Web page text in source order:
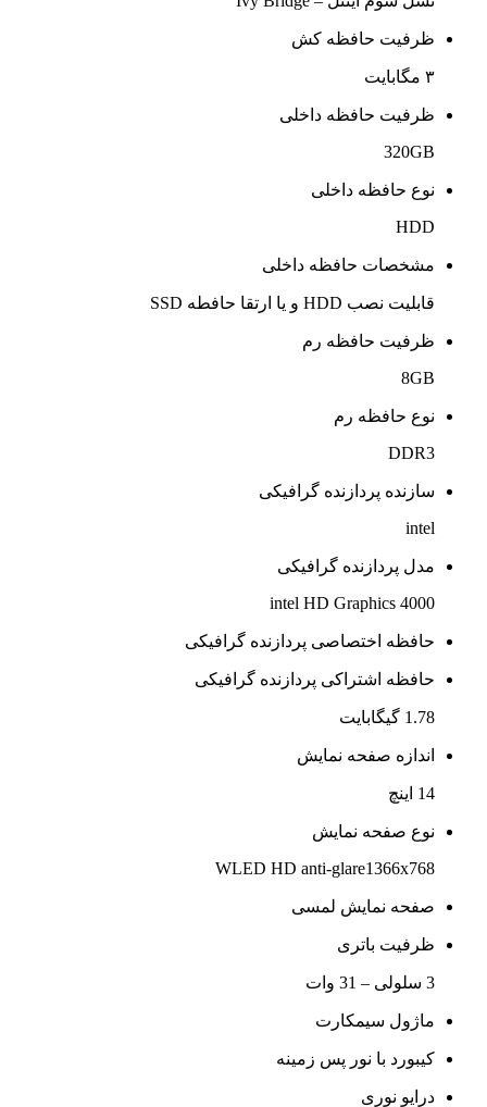
ظرفیت حافظه کش
۳ مگابایت
ظرفیت حافظه داخلی
320GB
نوع حافظه داخلی
HDD
مشخصات حافظه داخلی
قابلیت نصب HDD و یا ارتقا حافطه SSD
ظرفیت حافظه رم
8GB
نوع حافظه رم
DDR3
سازنده پردازنده گرافیکی
intel
مدل پردازنده گرافیکی
intel HD Graphics 4000
حافظه اختصاصی پردازنده گرافیکی
حافظه اشتراکی پردازنده گرافیکی
1.78 گیگابایت
اندازه صفحه نمایش
14 اینچ
نوع صفحه نمایش
WLED HD anti-glare1366x768
صفحه نمایش لمسی
ظرفیت باتری
3 سلولی – 31 وات
ماژول سیمکارت
کیبورد با نور پس زمینه
درایو نوری